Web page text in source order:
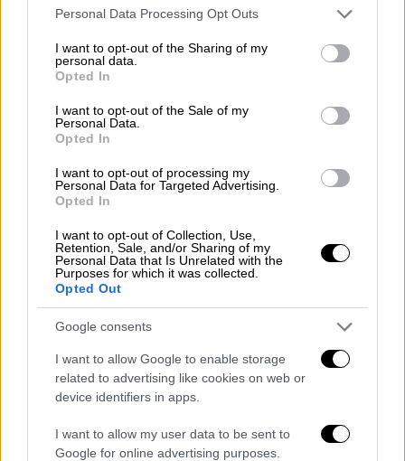
Please note that this website/app uses one or more Google
not limited to your visit or usage behaviour. You may click to
grant or deny consent to Google and its third-party tags to
use your data for below specified purposes in below Google
consent section.
Personal Data Processing Opt Outs
I want to opt-out of the Sharing of my
personal data.
Opted In
I want to opt-out of the Sale of my
Personal Data.
Opted In
I want to opt-out of processing my
Personal Data for Targeted Advertising.
Opted In
I want to opt-out of Collection, Use,
Retention, Sale, and/or Sharing of my
Personal Data that Is Unrelated with the
Purposes for which it was collected.
Opted Out
Google consents
I want to allow Google to enable storage
related to advertising like cookies on web or
device identifiers in apps.
I want to allow my user data to be sent to
Google for online advertising purposes.
Τι υποστηρίζουν οι καταδικασθέντες
στις αιτήσεις αναίρεσης
Ότι υπήρξε παραβίαση της αρχής της
αθωότητας που συνίσταται στην
ανάγνωση, στο Δικαστήριο, επικριτικών
δημοσιευμάτων σε βάρος των
κατηγορουμένων και επικαλούνται την
υπ’ αριθμ. 49686/16-4-2009 απόφαση του
Ευρωπαϊκού Δικαστηρίου Δικαιωμάτων
του Ανθρώπου (Χ. κατά Ελλάδος).
Ότι το Δικαστήριο δεν απάντησε
αιτιολογημένα σε αίτημα να ανοίξουν τα
4 ενεργά κινητά και οι 2 υπολογιστές
της δολοφονηθείσης.
Ότι το Δικαστήριο έλαβε υπόψη
έγγραφο που δεν αναγνώστηκε ούτε
πρωτόδικα ούτε στο Εφετείο και
συγκεκριμένα προανακριτική κατάθεση